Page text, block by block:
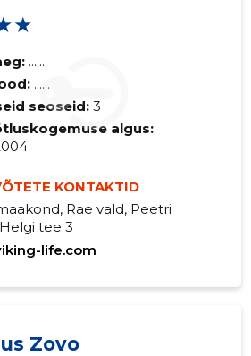
......
......
seoseid: 3
algus:
KONTAKTID
Rae vald, Peetri
tee 3
life.com
Zovo